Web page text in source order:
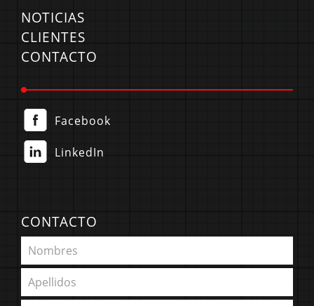
NOTICIAS
CLIENTES
CONTACTO
Facebook
LinkedIn
CONTACTO